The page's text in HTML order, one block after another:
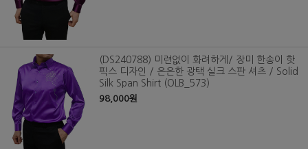
(DS240788) 미련없이 화려하게/ 장미 한송이 핫
픽스 디자인 / 은은한 광택 실크 스판 셔츠 / Solid
Silk Span Shirt (OLB_573)
98,000원